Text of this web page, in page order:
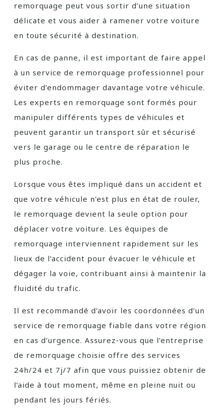
remorquage peut vous sortir d’une situation
délicate et vous aider à ramener votre voiture
en toute sécurité à destination.
En cas de panne, il est important de faire appel
à un service de remorquage professionnel pour
éviter d’endommager davantage votre véhicule.
Les experts en remorquage sont formés pour
manipuler différents types de véhicules et
peuvent garantir un transport sûr et sécurisé
vers le garage ou le centre de réparation le
plus proche.
Lorsque vous êtes impliqué dans un accident et
que votre véhicule n’est plus en état de rouler,
le remorquage devient la seule option pour
déplacer votre voiture. Les équipes de
remorquage interviennent rapidement sur les
lieux de l’accident pour évacuer le véhicule et
dégager la voie, contribuant ainsi à maintenir la
fluidité du trafic.
Il est recommandé d’avoir les coordonnées d’un
service de remorquage fiable dans votre région
en cas d’urgence. Assurez-vous que l’entreprise
de remorquage choisie offre des services
24h/24 et 7j/7 afin que vous puissiez obtenir de
l’aide à tout moment, même en pleine nuit ou
pendant les jours fériés.